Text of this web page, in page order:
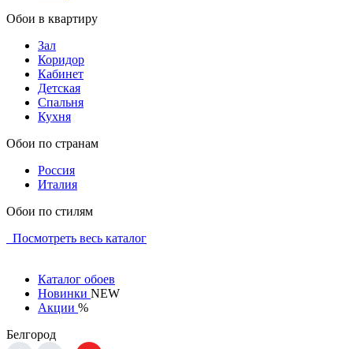
Обои в квартиру
Зал
Коридор
Кабинет
Детская
Спальня
Кухня
Обои по странам
Россия
Италия
Обои по стилям
Посмотреть весь каталог
Каталог обоев
Новинки NEW
Акции %
Белгород